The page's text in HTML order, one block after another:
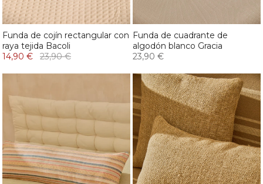
Funda de cojín rectangular con
raya tejida Bacoli
14,90 €
23,90 €
Funda de cuadrante de
algodón blanco Gracia
23,90 €